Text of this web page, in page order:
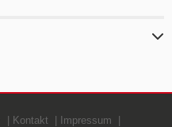
Kontakt
Impressum